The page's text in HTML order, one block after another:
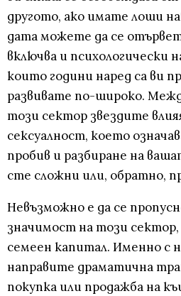
другото, ако имате лоши
дата можете да се
включва и психологически
които години наред са ви
развивате по-широко.
този сектор звездите
сексуалност, което
пробив и разбиране на
сте сложни или, обратно,
Невъзможно е да се
значимост на този
семеен капитал. Именно с
направите драматична
покупка или продажба на